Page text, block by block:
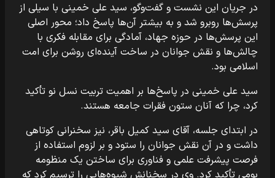
در جریان این نشست و گفت‌وگو، سید علی خمینی با سیلی از
پرسش‌ها روبرو شد و به بیشتر آن‌ها پاسخ داد؛ محور اصلی
این پرسش‌ها در حوزه جهاد، آمادگی برای مقابله فکری با
چالش‌ها و نقش جوانان در ساخت آینده‌ای روشن برای امت
اسلامی بود.
سید علی خمینی در پاسخ‌ها بر اهمیت تربیت نسل نو تأکید
کرد، چرا که آنان ستون فقرات جامعه هستند.
در ابتدای جلسه، آقای سید کمیل باقر، نیز سخنرانی کوتاهی
داشت و در آن نقش جوانان را ستود و بر لزوم استفاده از
فرصت پیشرفت علمی و فناوری برای ساختن یک منظومه
بومی تأکید کرد. وی در سخنانش شیوه‌هایی را ترسیم کرد که